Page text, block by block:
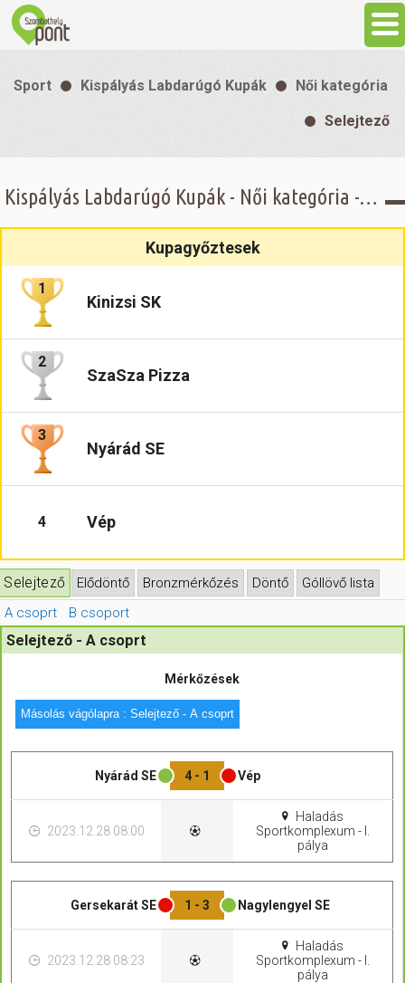
Gasztronómia
Szállás
Sport
Szabadidő
Hasznos
Sport Kispályás Labdarúgó Kupák Női kategória
Selejtező
Kispályás Labdarúgó Kupák - Női kategória - Selejtező
Kupagyőztesek
1
Kinizsi SK
2
SzaSza Pizza
3
Nyárád SE
4 Vép
Selejtező Elődöntő Bronzmérkőzés Döntő
Góllövő lista
A csoprt
B csoport
Selejtező - A csoprt
Mérkőzések
Másolás vágólapra : Selejtező - A csoprt
Nyárád SE 4 - 1 Vép
2023.12.28 08:00
Haladás
Sportkomplexum - I.
pálya
Gersekarát SE 1 - 3 Nagylengyel SE
2023.12.28 08:23
Haladás
Sportkomplexum - I.
pálya